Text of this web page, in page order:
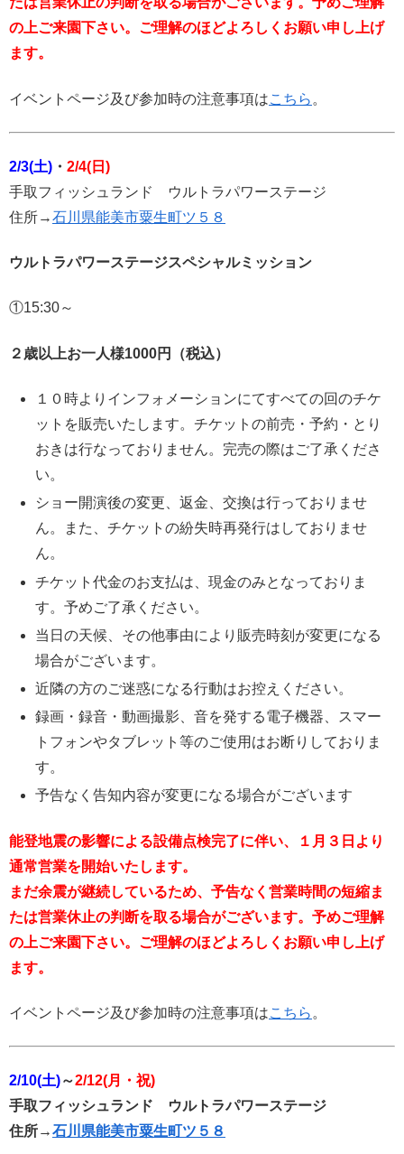
の上ご来園下さい。ご理解のほどよろしくお願い申し上げ
ます。
イベントページ及び参加時の注意事項はこちら 。
2/3(土) ・ 2/4(日)
手取フィッシュランド ウルトラパワーステージ
住所→石川県能美市粟生町ツ５８
ウルトラパワーステージスペシャルミッション
①15:30～
２歳以上お一人様1000円（税込）
１０時よりインフォメーションにてすべての回のチケ
ットを販売いたします。チケットの前売・予約・とり
おきは行なっておりません。完売の際はご了承くださ
い。
ショー開演後の変更、返金、交換は行っておりませ
ん。また、チケットの紛失時再発行はしておりませ
ん。
チケット代金のお支払は、現金のみとなっておりま
す。予めご了承ください。
当日の天候、その他事由により販売時刻が変更になる
場合がございます。
近隣の方のご迷惑になる行動はお控えください。
録画・録音・動画撮影、音を発する電子機器、スマー
トフォンやタブレット等のご使用はお断りしておりま
す。
予告なく告知内容が変更になる場合がございます
能登地震の影響による設備点検完了に伴い、１月３日より
通常営業を開始いたします。
まだ余震が継続しているため、予告なく営業時間の短縮ま
たは営業休止の判断を取る場合がございます。予めご理解
の上ご来園下さい。ご理解のほどよろしくお願い申し上げ
ます。
イベントページ及び参加時の注意事項はこちら 。
2/10(土)～2/12(月・祝)
手取フィッシュランド ウルトラパワーステージ
住所→石川県能美市粟生町ツ５８